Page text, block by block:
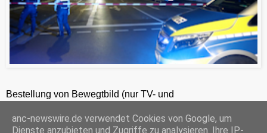
Bestellung von Bewegtbild (nur TV- und
ANC-NEWS-TELEVISION GmbH, Laaksweg 7, 45359 Essen, HRB 12411, Amtsgericht Essen, Geschäftsführer: C. Anhuth
anc-newswire.de verwendet Cookies von Google, um
Dienste anzubieten und Zugriffe zu analysieren. Ihre IP-